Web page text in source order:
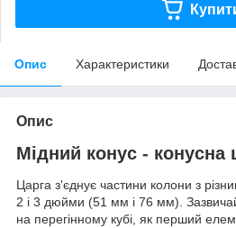
Опис Характеристики
Опис
Мідний конус - конусна
Царга з'єднує частини колони з
2 і 3 дюйми (51 мм і 76 мм).
на перегінному кубі, як перший